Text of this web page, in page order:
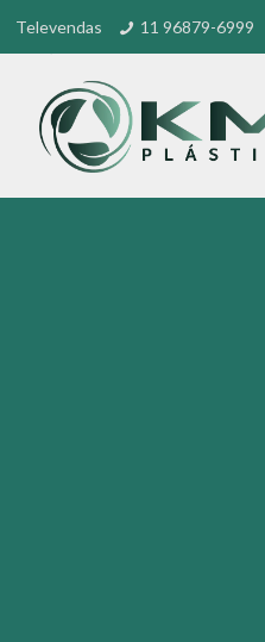
Televendas 11 96879-6999